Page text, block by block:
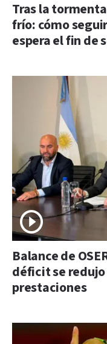
Tras la
frío: cómo
espera el fin de
Balance de
déficit se
prestaciones